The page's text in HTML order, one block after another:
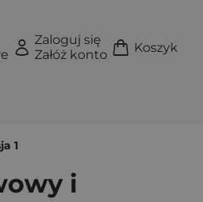
Zaloguj się
Załóż konto
Koszyk
1
i